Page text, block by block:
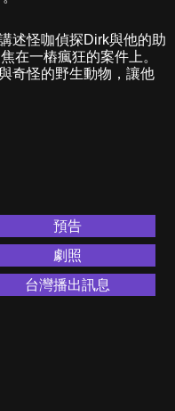
述怪咖偵探Dirk與他的助
在一樁瘋狂的案件上。
奇怪的野生動物，讓他
預告
劇照
台灣播出訊息